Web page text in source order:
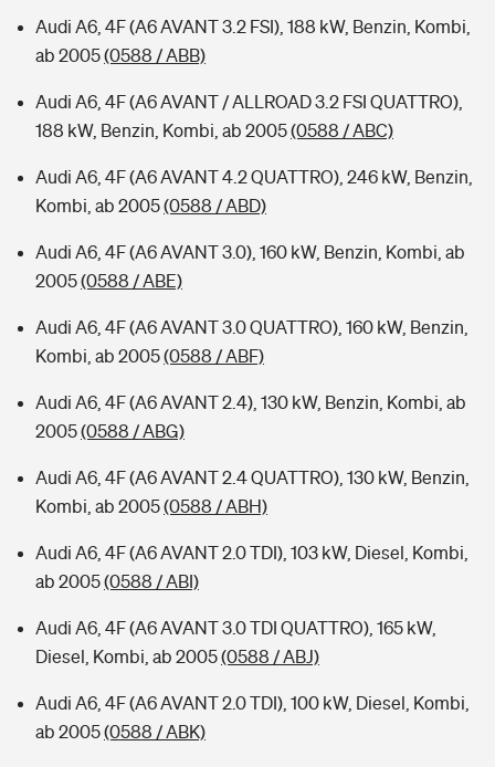
Audi A6, 4F (A6 AVANT 3.2 FSI), 188 kW, Benzin, Kombi,
ab 2005(0588 / ABB)
Audi A6, 4F (A6 AVANT / ALLROAD 3.2 FSI QUATTRO),
188 kW, Benzin, Kombi, ab 2005(0588 / ABC)
Audi A6, 4F (A6 AVANT 4.2 QUATTRO), 246 kW, Benzin,
Kombi, ab 2005(0588 / ABD)
Audi A6, 4F (A6 AVANT 3.0), 160 kW, Benzin, Kombi, ab
2005(0588 / ABE)
Audi A6, 4F (A6 AVANT 3.0 QUATTRO), 160 kW, Benzin,
Kombi, ab 2005(0588 / ABF)
Audi A6, 4F (A6 AVANT 2.4), 130 kW, Benzin, Kombi, ab
2005(0588 / ABG)
Audi A6, 4F (A6 AVANT 2.4 QUATTRO), 130 kW, Benzin,
Kombi, ab 2005(0588 / ABH)
Audi A6, 4F (A6 AVANT 2.0 TDI), 103 kW, Diesel, Kombi,
ab 2005(0588 / ABI)
Audi A6, 4F (A6 AVANT 3.0 TDI QUATTRO), 165 kW,
Diesel, Kombi, ab 2005(0588 / ABJ)
Audi A6, 4F (A6 AVANT 2.0 TDI), 100 kW, Diesel, Kombi,
ab 2005(0588 / ABK)